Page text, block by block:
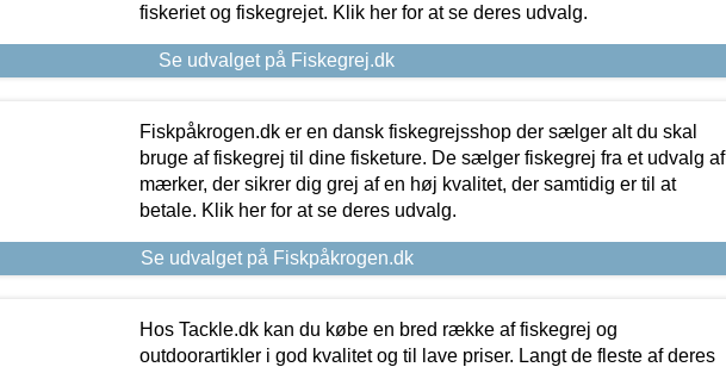
fiskeriet og fiskegrejet. Klik her for at se deres udvalg.
Se udvalget på Fiskegrej.dk
Fiskpåkrogen.dk er en dansk fiskegrejsshop der sælger alt du skal
bruge af fiskegrej til dine fisketure. De sælger fiskegrej fra et udvalg af
mærker, der sikrer dig grej af en høj kvalitet, der samtidig er til at
betale. Klik her for at se deres udvalg.
Se udvalget på Fiskpåkrogen.dk
Hos Tackle.dk kan du købe en bred række af fiskegrej og
outdoorartikler i god kvalitet og til lave priser. Langt de fleste af deres